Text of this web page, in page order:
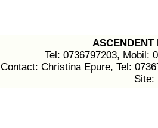
ASCENDENT
Tel: 0736797203, Mobil:
Contact: Christina Epure, Tel:
Site: